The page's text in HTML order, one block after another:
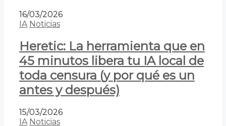
16/03/2026
IA Noticias
Heretic: La herramienta que en
45 minutos libera tu IA local de
toda censura (y por qué es un
antes y después)
15/03/2026
IA Noticias